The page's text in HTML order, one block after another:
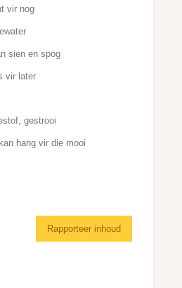
vir nog
sien en spog
vir later
gestrooi
hang vir die mooi
Rapporteer inhoud